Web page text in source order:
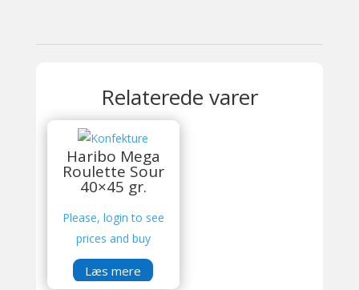
Relaterede varer
Haribo Mega
Roulette Sour
40×45 gr.
Please, login to see
prices and buy
Læs mere